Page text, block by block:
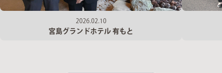
2026.02.10
宮島グランドホテル 有もと